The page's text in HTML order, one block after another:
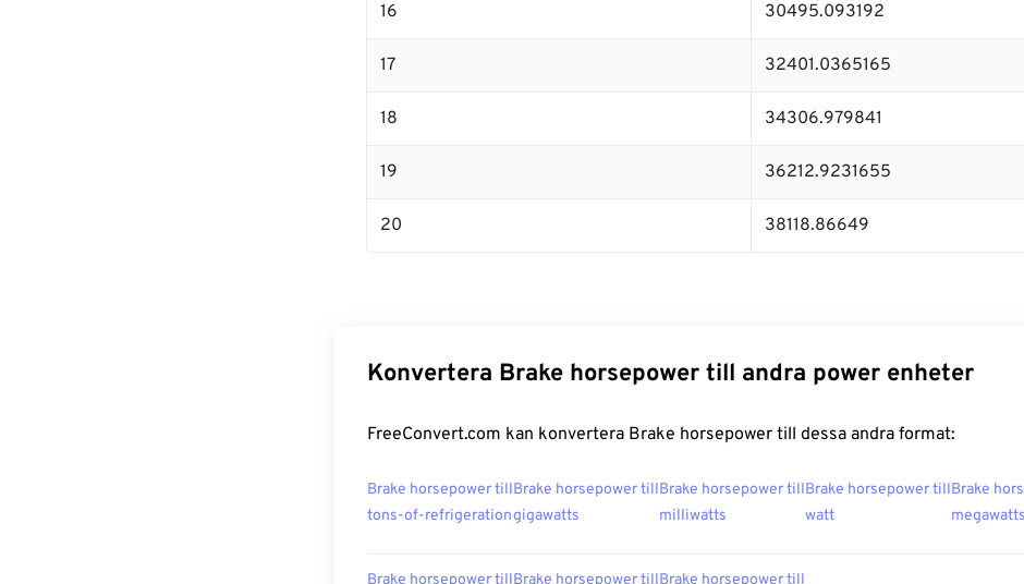
16 30495.093192
17 32401.0365165
18 34306.979841
19 36212.9231655
20 38118.86649
Konvertera Brake horsepower till andra power enheter
FreeConvert.com kan konvertera Brake horsepower till dessa andra format:
Brake horsepower till
tons-of-refrigeration
Brake horsepower till
gigawatts
Brake horsepower till
milliwatts
Brake horsepower till
watt
Brake
megawatts
Brake horsepower tillBrake horsepower tillBrake horsepower till